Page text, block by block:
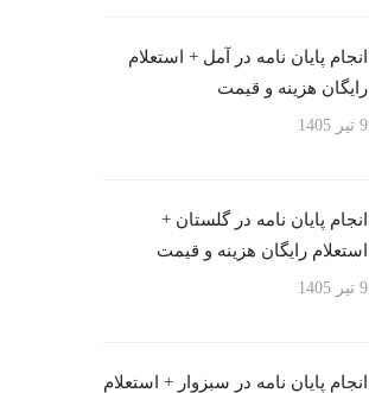
انجام پایان نامه در آمل + استعلام
رایگان هزینه و قیمت
9 تیر 1405
انجام پایان نامه در گلستان +
استعلام رایگان هزینه و قیمت
9 تیر 1405
انجام پایان نامه در سبزوار + استعلام